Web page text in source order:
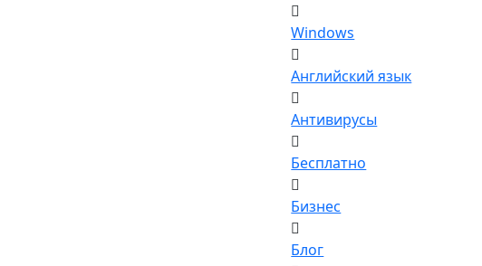
Windows
Английский язык
Антивирусы
Бесплатно
Бизнес
Блог